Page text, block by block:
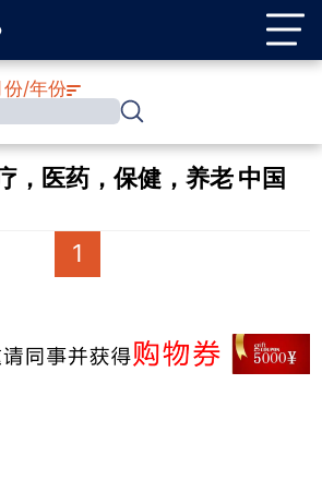
份/年份
，医药，保健，养老 中国
1